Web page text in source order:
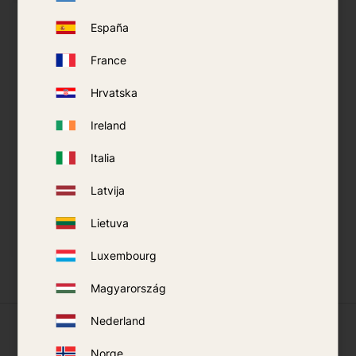
España
France
Hrvatska
Ireland
Italia
Latvija
Lietuva
Luxembourg
Magyarország
Nederland
Was unsere Kunden sagen